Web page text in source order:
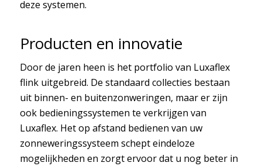
deze systemen.
Producten en innovatie
Door de jaren heen is het portfolio van Luxaflex
flink uitgebreid. De standaard collecties bestaan
uit binnen- en buitenzonweringen, maar er zijn
ook bedieningssystemen te verkrijgen van
Luxaflex. Het op afstand bedienen van uw
zonneweringssysteem schept eindeloze
mogelijkheden en zorgt ervoor dat u nog beter in